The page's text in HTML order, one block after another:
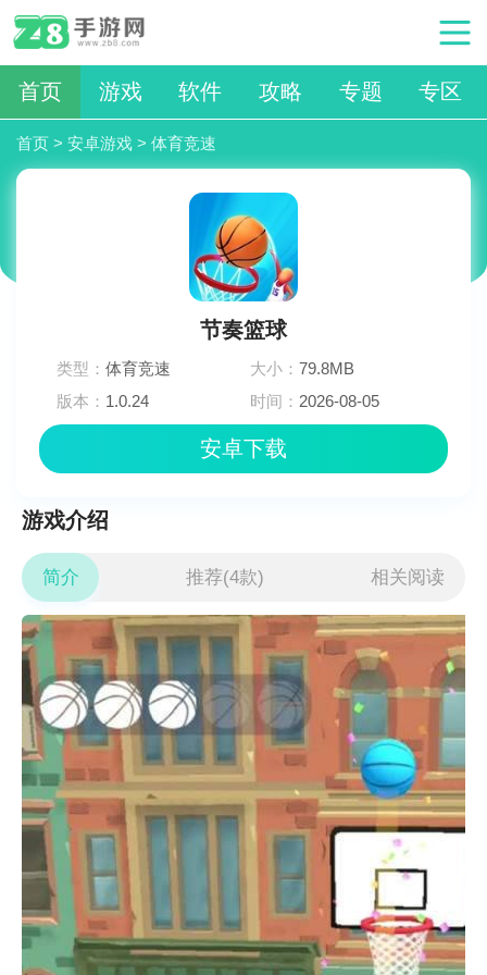
首页 游戏 软件 攻略 专题 专区
首页 > 安卓游戏 > 体育竞速
节奏篮球
类型：体育竞速 大小：79.8MB
版本： 1.0.24 时间： 2026-08-05
安卓下载
游戏介绍
简介 推荐(4款) 相关阅读